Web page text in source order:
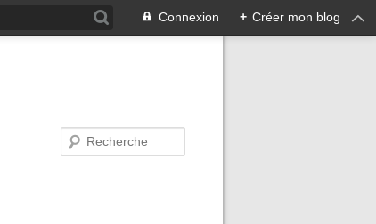
Connexion + Créer mon blog